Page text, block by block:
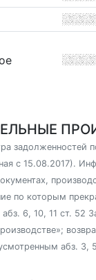
задолженностей
с 15.08.2017).
по которым
6, 10, 11 ст. 52
абз. 3,